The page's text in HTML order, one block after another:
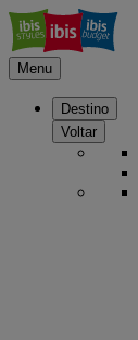
Menu
Destino
Voltar